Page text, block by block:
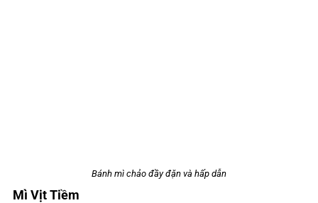
Bánh mì chảo đầy đặn và hấp dẫn
Mì Vịt Tiềm